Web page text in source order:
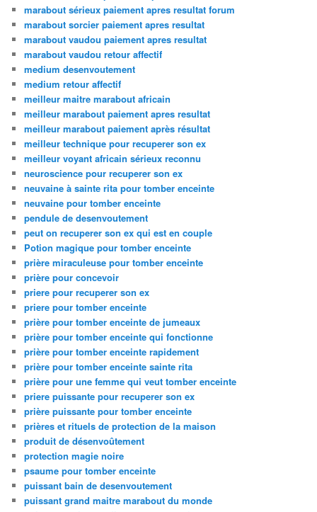
marabout sérieux paiement apres resultat forum
marabout sorcier paiement apres resultat
marabout vaudou paiement apres resultat
marabout vaudou retour affectif
medium desenvoutement
medium retour affectif
meilleur maitre marabout africain
meilleur marabout paiement apres resultat
meilleur marabout paiement après résultat
meilleur technique pour recuperer son ex
meilleur voyant africain sérieux reconnu
neuroscience pour recuperer son ex
neuvaine à sainte rita pour tomber enceinte
neuvaine pour tomber enceinte
pendule de desenvoutement
peut on recuperer son ex qui est en couple
Potion magique pour tomber enceinte
prière miraculeuse pour tomber enceinte
prière pour concevoir
priere pour recuperer son ex
priere pour tomber enceinte
prière pour tomber enceinte de jumeaux
prière pour tomber enceinte qui fonctionne
prière pour tomber enceinte rapidement
prière pour tomber enceinte sainte rita
prière pour une femme qui veut tomber enceinte
priere puissante pour recuperer son ex
prière puissante pour tomber enceinte
prières et rituels de protection de la maison
produit de désenvoûtement
protection magie noire
psaume pour tomber enceinte
puissant bain de desenvoutement
puissant grand maitre marabout du monde